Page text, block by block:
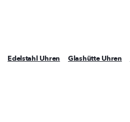
Edelstahl Uhren Glashütte Uhren